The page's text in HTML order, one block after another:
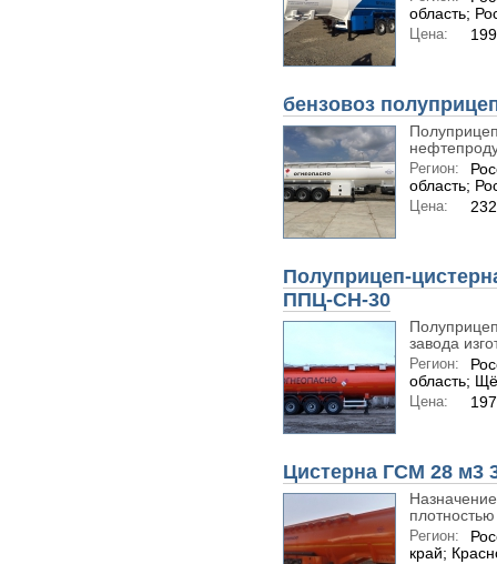
область;
Цена:
бензовоз
Регион:
область;
Цена:
Полуприцеп-
ППЦ-СН-30
завода
Регион:
область;
Цена:
Цистерна ГСМ 28 м3
Регион:
край;